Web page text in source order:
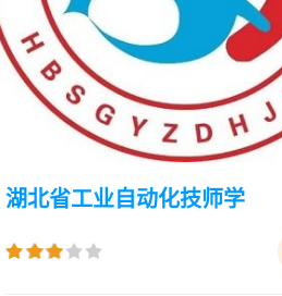
湖北省工业自动化技师学